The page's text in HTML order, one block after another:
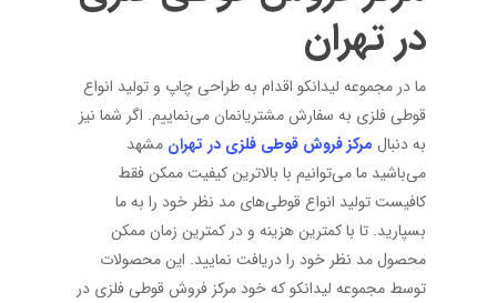
در تهران
ما در مجموعه لیدانکو اقدام به طراحی چاپ و تولید انواع
قوطی فلزی به سفارش مشتریانمان می‌نماییم. اگر شما نیز
به دنبال مرکز فروش قوطی فلزی در تهران مشهد
می‌باشید ما می‌توانیم با بالاترین کیفیت ممکن فقط
کافیست تولید انواع قوطی‌های مد نظر خود را به ما
بسپارید. تا با کمترین هزینه و در کمترین زمان ممکن
محصول مد نظر خود را دریافت نمایید. این محصولات
توسط مجموعه لیدانکو که خود مرکز فروش قوطی فلزی در